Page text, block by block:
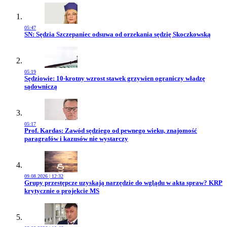
05:47
Przejdź do artykułu:
SN: Sędzia Szczepaniec odsuwa od orzekania sędzię Skoczkowską
05:19
Przejdź do artykułu:
Sędziowie: 10-krotny wzrost stawek grzywien ograniczy władzę
sądowniczą
05:17
Przejdź do artykułu:
Prof. Kardas: Zawód sędziego od pewnego wieku, znajomość
paragrafów i kazusów nie wystarczy
09.08.2026 | 12:32
Przejdź do artykułu:
Grupy przestępcze uzyskają narzędzie do wglądu w akta spraw? KRP
krytycznie o projekcie MS